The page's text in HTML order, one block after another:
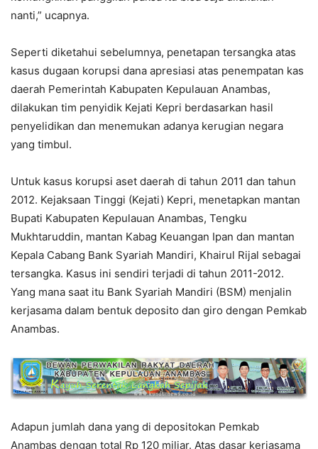
nanti,” ucapnya.
Seperti diketahui sebelumnya, penetapan tersangka atas
kasus dugaan korupsi dana apresiasi atas penempatan kas
daerah Pemerintah Kabupaten Kepulauan Anambas,
dilakukan tim penyidik Kejati Kepri berdasarkan hasil
penyelidikan dan menemukan adanya kerugian negara
yang timbul.
Untuk kasus korupsi aset daerah di tahun 2011 dan tahun
2012. Kejaksaan Tinggi (Kejati) Kepri, menetapkan mantan
Bupati Kabupaten Kepulauan Anambas, Tengku
Mukhtaruddin, mantan Kabag Keuangan Ipan dan mantan
Kepala Cabang Bank Syariah Mandiri, Khairul Rijal sebagai
tersangka. Kasus ini sendiri terjadi di tahun 2011-2012.
Yang mana saat itu Bank Syariah Mandiri (BSM) menjalin
kerjasama dalam bentuk deposito dan giro dengan Pemkab
Anambas.
Adapun jumlah dana yang di depositokan Pemkab
Anambas dengan total Rp 120 miliar. Atas dasar kerjasama